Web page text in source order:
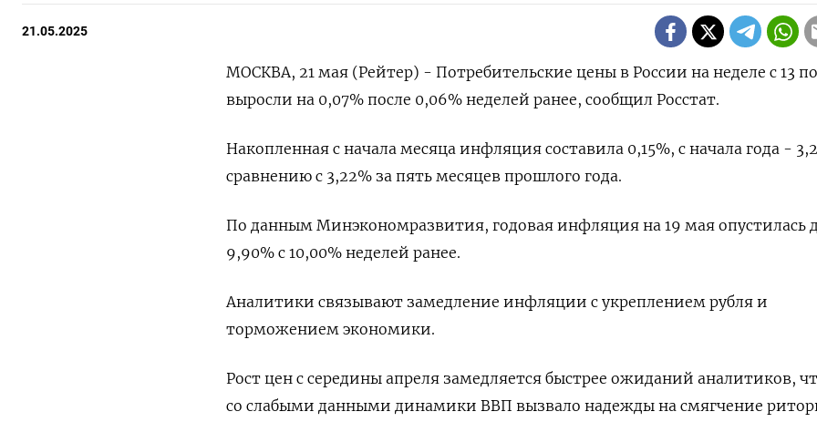
21.05.2025
МОСКВА, 21 мая (Рейтер) - Потребительские цены в России на неделе с 13
выросли на 0,07% после 0,06% неделей ранее, сообщил Росстат.
Накопленная с начала месяца инфляция составила 0,15%, с начала года -
сравнению с 3,22% за пять месяцев прошлого года.
По данным Минэкономразвития, годовая инфляция на 19 мая опустилась
9,90% с 10,00% неделей ранее.
Аналитики связывают замедление инфляции с укреплением рубля и
торможением экономики.
Рост цен с середины апреля замедляется быстрее ожиданий аналитиков,
со слабыми данными динамики ВВП вызвало надежды на смягчение